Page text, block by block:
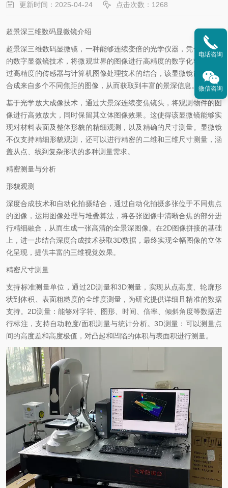
更新时间：2025-04-24 点击次数：1268
超景深三维数码显微镜介绍
超景深三维数码显微镜，一种能够连续变倍的光学仪器，凭借其先进
的数字显微镜技术，将微观世界的图像进行高精度的数字化转换。通
过高精度的传感器与计算机图像处理技术的结合，该显微镜能够深度
合成来自多个不同焦距的图像，从而获取到丰富的景深信息。
基于光学放大成像技术，通过大景深连续变焦镜头，将观测物件的图
像进行高效放大，同时保留其立体图像效果。这使得该显微镜能够实
现对材料表面及整体形貌的精细观测，以及精确的尺寸测量。显微镜
不仅支持精细形貌观测，还可以进行精密的二维和三维尺寸测量，涵
盖从点、线到复杂形状的多种测量需求。
精密测量与分析
形貌观测
深度合成技术和自动化拍摄结合，通过自动化拍摄多张位于不同焦点
的图像，运用图像处理与堆叠算法，将各张图像中清晰合焦的部分进
行精细融合，从而生成一张高清的全景深图像。在2D图像拼接的基础
上，进一步结合深度合成技术获取3D数据，最终实现全幅图像的立体
化呈现，提供丰富的三维视觉效果。
精密尺寸测量
支持标准测量单位，通过2D测量和3D测量，实现从点高度、轮廓形
状到体积、表面粗糙度的全维度测量，为研究提供详细且精准的数据
支持。2D测量：能够对字符、图形、时间、倍率、倾斜角度等数据进
行标注，支持自动粒度/面积测量与统计分析。3D测量：可以测量点
间的高度差和高度极值，对凸起和凹陷的体积与表面积进行测量。
电话咨询
微信咨询